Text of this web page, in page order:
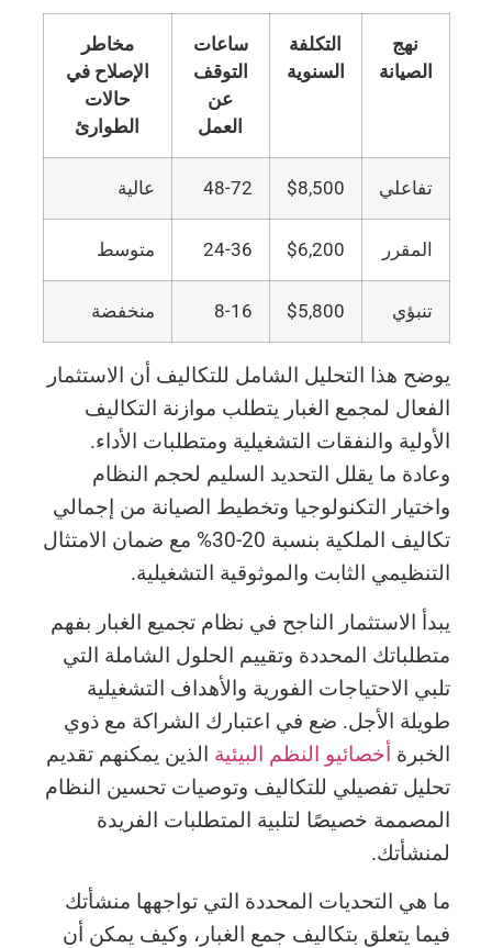
نهج
الصيانة
التكلفة
السنوية
ساعات
التوقف
عن
العمل
مخاطر
الإصلاح في
حالات
الطوارئ
تفاعلي $8,500
48-72 عالية
المقرر $6,200
24-36 متوسط
تنبؤي $5,800
8-16 منخفضة
يوضح هذا التحليل الشامل للتكاليف أن الاستثمار
الفعال لمجمع الغبار يتطلب موازنة التكاليف
الأولية والنفقات التشغيلية ومتطلبات الأداء.
وعادة ما يقلل التحديد السليم لحجم النظام
واختيار التكنولوجيا وتخطيط الصيانة من إجمالي
تكاليف الملكية بنسبة 20-30% مع ضمان الامتثال
التنظيمي الثابت والموثوقية التشغيلية.
يبدأ الاستثمار الناجح في نظام تجميع الغبار بفهم
متطلباتك المحددة وتقييم الحلول الشاملة التي
تلبي الاحتياجات الفورية والأهداف التشغيلية
طويلة الأجل. ضع في اعتبارك الشراكة مع ذوي
الخبرةأخصائيو النظم البيئيةالذين يمكنهم تقديم
تحليل تفصيلي للتكاليف وتوصيات تحسين النظام
المصممة خصيصًا لتلبية المتطلبات الفريدة
لمنشأتك.
ما هي التحديات المحددة التي تواجهها منشأتك
فيما يتعلق بتكاليف جمع الغبار، وكيف يمكن أن